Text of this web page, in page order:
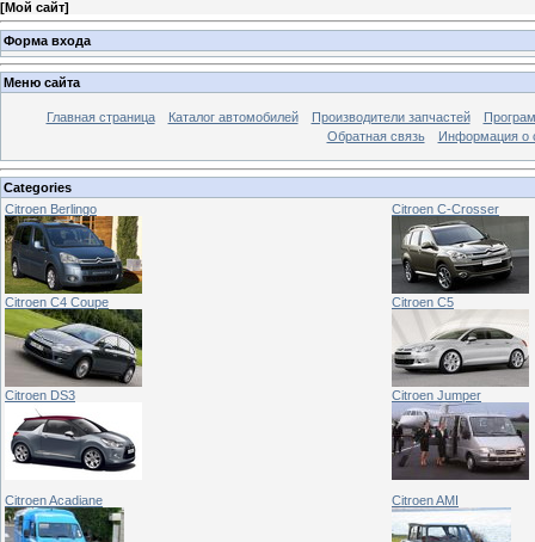
[Мой сайт]
Форма входа
Меню сайта
Главная страница Каталог автомобилей Производители запчастей
Обратная связь
Информация о
Categories
Citroen Berlingo
Citroen C-Crosser
Citroen C4 Coupe Citroen C5
Citroen DS3 Citroen Jumper
Citroen Acadiane Citroen AMI